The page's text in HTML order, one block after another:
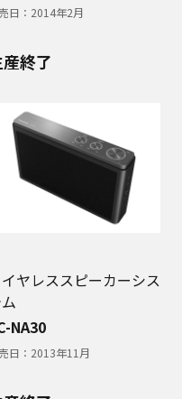
日： 2014年2月
終了
ヤレススピーカーシス
NA30
日： 2013年11月